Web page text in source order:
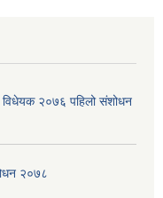
विधेयक २०७६ पहिलो संशोधन
२०७८